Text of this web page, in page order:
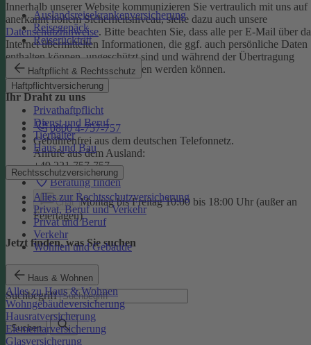
Auslandsreisekrankenversicherung
Reisegepäck
Reiserücktritt
Haftpflicht & Rechtsschutz
Haftpflichtversicherung
Privathaftpflicht
Dienst und Beruf
Tierhalter
Haus und Bau
Rechtsschutzversicherung
Alles zur Rechtsschutzversicherung
Privat, Beruf und Verkehr
Privat und Beruf
Verkehr
Wohnen und Gebäude
Haus & Wohnen
Alles zu Haus & Wohnen
Wohngebäudeversicherung
Hausratversicherung
Elementarversicherung
Glasversicherung
Innerhalb unserer Website kommunizieren Sie vertraulich mit uns auf
anerkannt hohem Sicherheitsniveau, siehe dazu auch unsere
Datenschutzhinweise. Bitte beachten Sie, dass alle per E-Mail über
Internet übermittelten Informationen, die ggf. auch persönliche Daten
enthalten können, ungeschützt sind und während der Übertragung
potenziell von Dritten eingesehen werden können.
Ihr Draht zu uns
0800 4-757-757
Gebührenfrei aus dem deutschen Telefonnetz.
Anrufe aus dem Ausland:
+49 221 757-757
Beratung finden
Chat Montag bis Freitag 10:00 bis 18:00 Uhr (außer an
Feiertagen)
Jetzt finden, was Sie suchen
Suchbegriff
Suchen